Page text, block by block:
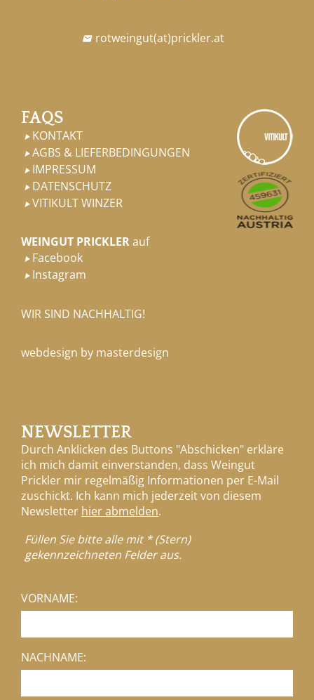
 rotweingut(at)prickler.at
FAQS
 KONTAKT
 AGBS & LIEFERBEDINGUNGEN
 IMPRESSUM
 DATENSCHUTZ
 VITIKULT WINZER
WEINGUT PRICKLERauf
 Facebook
 Instagram
WIR SIND NACHHALTIG!
webdesign by masterdesign
NEWSLETTER
Durch Anklicken des Buttons "Abschicken" erkläre
ich mich damit einverstanden, dass Weingut
Prickler mir regelmäßig Informationen per E-Mail
zuschickt. Ich kann mich jederzeit von diesem
Newsletter hier abmelden.
Füllen Sie bitte alle mit * (Stern)
gekennzeichneten Felder aus.
VORNAME:
NACHNAME: